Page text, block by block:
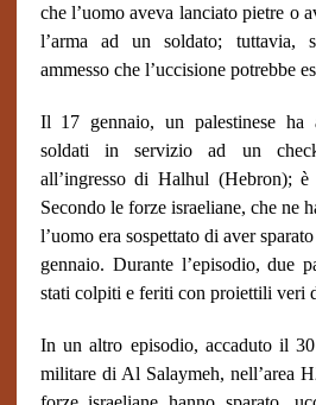
che l’uomo aveva lanciato pietre o
l’arma ad un soldato; tuttavia,
ammesso che l’uccisione potrebbe
Il 17 gennaio, un palestinese
soldati in servizio ad un
all’ingresso di Halhul (Hebron);
Secondo le forze israeliane, che ne
l’uomo era sospettato di aver
gennaio. Durante l’episodio, due
stati colpiti e feriti con proiettili veri
In un altro episodio, accaduto il
militare di Al Salaymeh, nell’area